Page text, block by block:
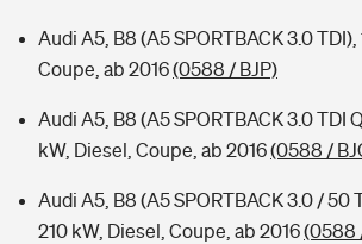
Audi A5, B8 (A5 SPORTBACK 3.0 TDI),
Coupe, ab 2016(0588 / BJP)
Audi A5, B8 (A5 SPORTBACK 3.0 TDI
kW, Diesel, Coupe, ab 2016(0588 /
Audi A5, B8 (A5 SPORTBACK 3.0 / 50
210 kW, Diesel, Coupe, ab 2016(0588